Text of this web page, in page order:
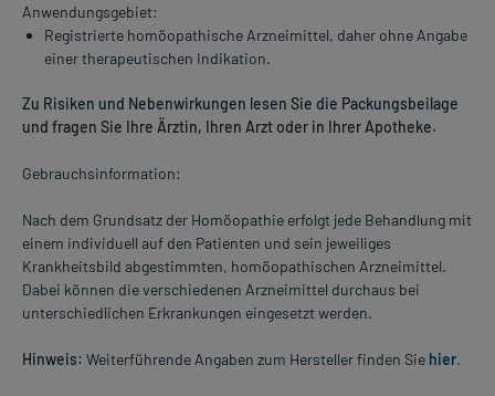
Anwendungsgebiet:
Registrierte homöopathische Arzneimittel, daher ohne Angabe
einer therapeutischen Indikation.
Zu Risiken und Nebenwirkungen lesen Sie die Packungsbeilage
und fragen Sie Ihre Ärztin, Ihren Arzt oder in Ihrer Apotheke.
Gebrauchsinformation:
Nach dem Grundsatz der Homöopathie erfolgt jede Behandlung mit
einem individuell auf den Patienten und sein jeweiliges
Krankheitsbild abgestimmten, homöopathischen Arzneimittel.
Dabei können die verschiedenen Arzneimittel durchaus bei
unterschiedlichen Erkrankungen eingesetzt werden.
Hinweis: Weiterführende Angaben zum Hersteller finden Sie hier.